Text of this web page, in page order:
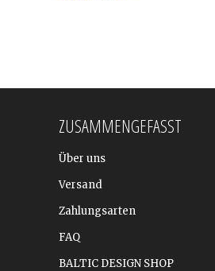
ZUSAMMENGEFASST
Über uns
Versand
Zahlungsarten
FAQ
BALTIC DESIGN SHOP